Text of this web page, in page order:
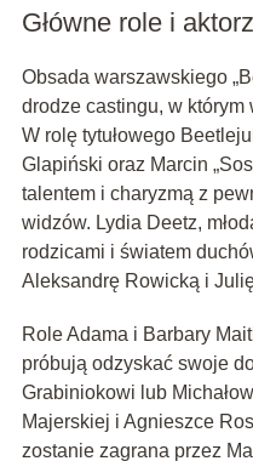
Główne role i
Obsada warszawskiego
drodze castingu, w którym
W rolę tytułowego
Glapiński oraz Marcin
talentem i charyzmą z
widzów. Lydia Deetz,
rodzicami i światem
Aleksandrę Rowicką i
Role Adama i Barbary
próbują odzyskać swoje
Grabiniokowi lub
Majerskiej i Agnieszce
zostanie zagrana przez